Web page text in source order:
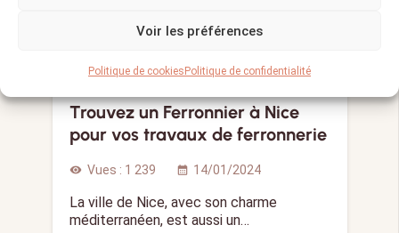
Voir les préférences
Politique de cookies Politique de confidentialité
Trouvez un Ferronnier à Nice
pour vos travaux de ferronnerie
visibility Vues : 1 239 calendar_month 14/01/2024
La ville de Nice, avec son charme
méditerranéen, est aussi un…